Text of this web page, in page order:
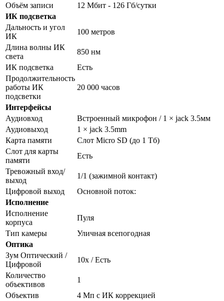
Объём записи
12 Мбит - 126 Гб/сутки
ИК подсветка
Дальность и угол
ИК
100 метров
Длина волны ИК
света
850 нм
ИК подсветка
Есть
Продолжительность
работы ИК
подсветки
20 000 часов
Интерфейсы
Аудиовход
Встроенный микрофон / 1 × jack 3.5мм
Аудиовыход
1 × jack 3.5mm
Карта памяти
Слот Micro SD (до 1 Тб)
Слот для карты
памяти
Есть
Тревожный вход/
выход
1/1 (зажимной контакт)
Цифровой выход
Основной поток:
Исполнение
Исполнение
корпуса
Пуля
Тип камеры
Уличная всепогодная
Оптика
Зум Оптический /
Цифровой
10х / Есть
Количество
объективов
1
Объектив
4 Мп c ИК коррекцией